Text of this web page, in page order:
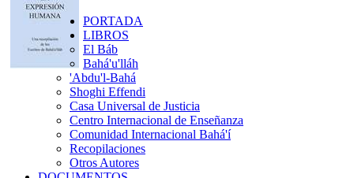
PORTADA
LIBROS
El Báb
Bahá'u'lláh
'Abdu'l-Bahá
Shoghi Effendi
Casa Universal de Justicia
Centro Internacional de Enseñanza
Comunidad Internacional Bahá'í
Recopilaciones
Otros Autores